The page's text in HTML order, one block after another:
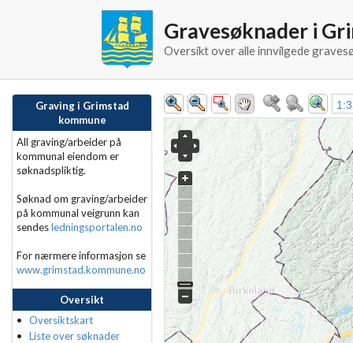
Gravesøknader i
Oversikt over alle innvilgede
Graving i Grimstad
kommune
All graving/arbeider på
kommunal eiendom er
søknadspliktig.
Søknad om graving/arbeider
på kommunal veigrunn kan
sendesledningsportalen.no
For nærmere informasjon se
www.grimstad.kommune.no
Oversikt
Oversiktskart
Liste over søknader